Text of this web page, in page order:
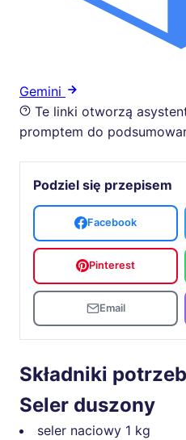
Gemini
Te linki otworzą
promptem do
Podziel się przepisem
Facebook
Pinterest
Email
Składniki
Seler duszony
seler naciowy 1 kg